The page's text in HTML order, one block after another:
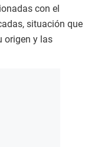
con el
situación que
origen y las